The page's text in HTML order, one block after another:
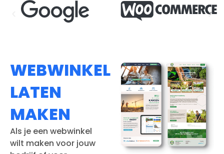
WEBWINKEL
LATEN
MAKEN
Als je een webwinkel
wilt maken voor jouw